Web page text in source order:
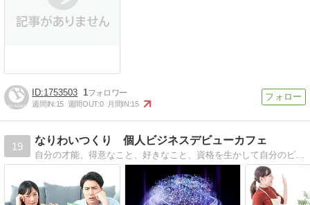
1753503 1
週間IN:15 週間OUT:0 月間IN:15
19
なりわいつくり 個人ビジネスデビューカフェ
自分の才能、得意なこと、好きなこと、資格を生かして自分のビジネス（なりわい）を作って実践する場所「デビューカフェ」個人ビジネス最初の一歩を踏み出しましょう。